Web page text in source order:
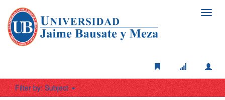
Filter by: Subject